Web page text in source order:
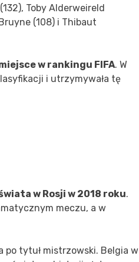
Toby Alderweireld
(108) i Thibaut
w rankingu FIFA. W
i utrzymywała tę
w Rosji w 2018 roku.
meczu, a w
po tytuł mistrzowski. Belgia w